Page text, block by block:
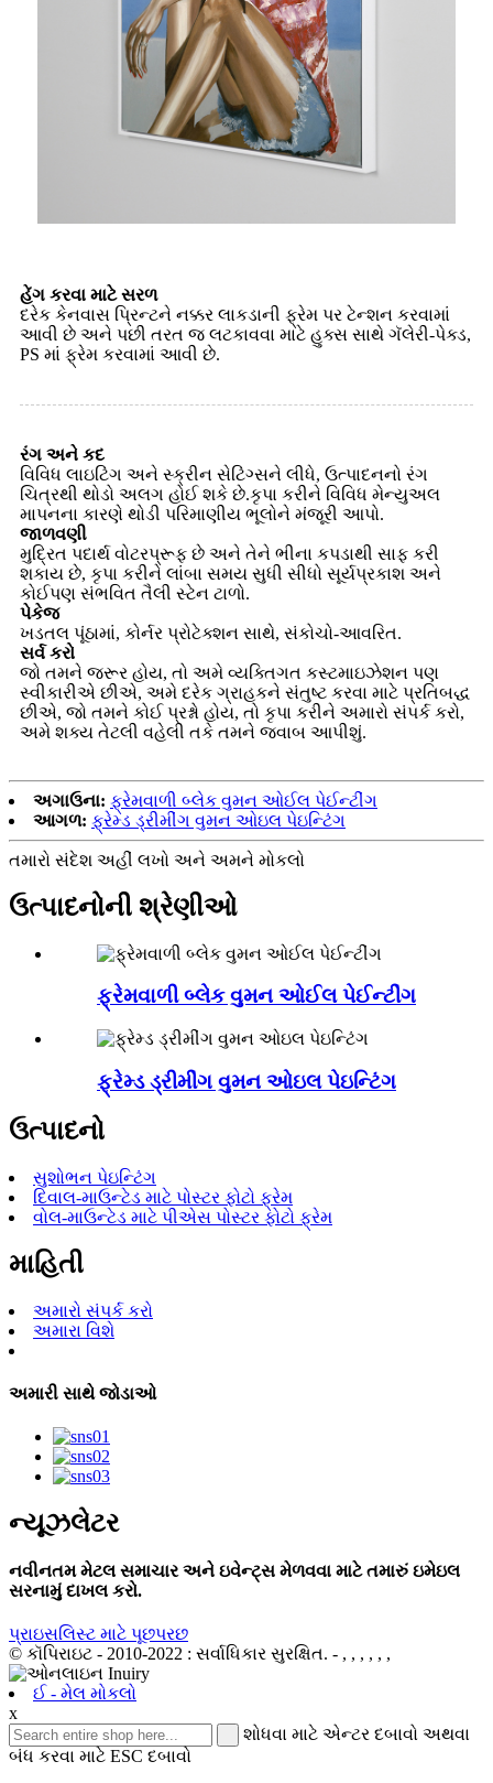
હેંગ કરવા માટે સરળ
દરેક કેનવાસ પ્રિન્ટને નક્કર લાકડાની ફ્રેમ પર ટેન્શન કરવામાં
આવી છે અને પછી તરત જ લટકાવવા માટે હુક્સ સાથે ગૅલેરી-પેક્ડ,
PS માં ફ્રેમ કરવામાં આવી છે.
રંગ અને કદ
વિવિધ લાઇટિંગ અને સ્ક્રીન સેટિંગ્સને લીધે, ઉત્પાદનનો રંગ
ચિત્રથી થોડો અલગ હોઈ શકે છે.કૃપા કરીને વિવિધ મેન્યુઅલ
માપનના કારણે થોડી પરિમાણીય ભૂલોને મંજૂરી આપો.
જાળવણી
મુદ્રિત પદાર્થ વોટરપ્રૂફ છે અને તેને ભીના કપડાથી સાફ કરી
શકાય છે, કૃપા કરીને લાંબા સમય સુધી સીધો સૂર્યપ્રકાશ અને
કોઈપણ સંભવિત તૈલી સ્ટેન ટાળો.
પેકેજ
ખડતલ પૂંઠામાં, કોર્નર પ્રોટેક્શન સાથે, સંકોચો-આવરિત.
સર્વ કરો
જો તમને જરૂર હોય, તો અમે વ્યક્તિગત કસ્ટમાઇઝેશન પણ
સ્વીકારીએ છીએ, અમે દરેક ગ્રાહકને સંતુષ્ટ કરવા માટે પ્રતિબદ્ધ
છીએ, જો તમને કોઈ પ્રશ્નો હોય, તો કૃપા કરીને અમારો સંપર્ક કરો,
અમે શક્ય તેટલી વહેલી તકે તમને જવાબ આપીશું.
અગાઉના: ફ્રેમવાળી બ્લેક વુમન ઓઈલ પેઈન્ટીંગ
આગળ: ફ્રેમ્ડ ડ્રીમીંગ વુમન ઓઇલ પેઇન્ટિંગ
તમારો સંદેશ અહીં લખો અને અમને મોકલો
ઉત્પાદનોની શ્રેણીઓ
ફ્રેમવાળી બ્લેક વુમન ઓઈલ પેઈન્ટીંગ
ફ્રેમ્ડ ડ્રીમીંગ વુમન ઓઇલ પેઇન્ટિંગ
ઉત્પાદનો
સુશોભન પેઇન્ટિંગ
દિવાલ-માઉન્ટેડ માટે પોસ્ટર ફોટો ફ્રેમ
વોલ-માઉન્ટેડ માટે પીએસ પોસ્ટર ફોટો ફ્રેમ
માહિતી
અમારો સંપર્ક કરો
અમારા વિશે
અમારી સાથે જોડાઓ
ન્યૂઝલેટર
નવીનતમ મેટલ સમાચાર અને ઇવેન્ટ્સ મેળવવા માટે તમારું ઇમેઇલ
સરનામું દાખલ કરો.
પ્રાઇસલિસ્ટ માટે પૂછપરછ
© કૉપિરાઇટ - 2010-2022 : સર્વાધિકાર સુરક્ષિત. - , , , , , ,
ઈ - મેલ મોકલો
x
શોધવા માટે એન્ટર દબાવો અથવા
બંધ કરવા માટે ESC દબાવો